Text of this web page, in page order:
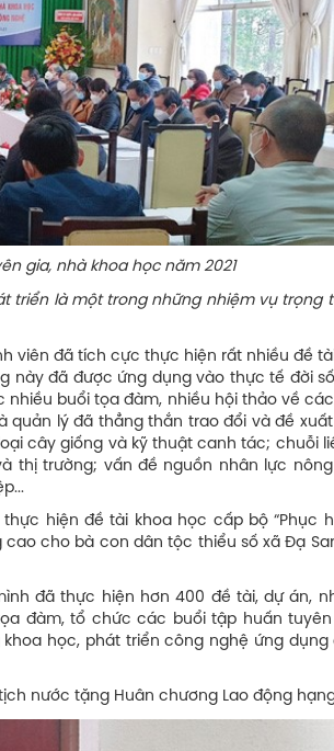
nhà khoa học năm 2021
triển là một trong những nhiệm vụ trọng
viên đã tích cực thực hiện rất nhiều đề
này đã được ứng dụng vào thực tế đời
nhiều buổi tọa đàm, nhiều hội thảo về
quản lý đã thẳng thắn trao đổi và đề
cây giống và kỹ thuật canh tác; chuỗi
thị trường; vấn đề nguồn nhân lực
hiện đề tài khoa học cấp bộ “Phục
cho bà con dân tộc thiểu số xã Đạ
đã thực hiện hơn 400 đề tài, dự án,
đàm, tổ chức các buổi tập huấn
học, phát triển công nghệ ứng dụng
nước tặng Huân chương Lao động